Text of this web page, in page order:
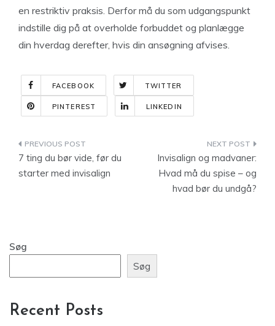
en restriktiv praksis. Derfor må du som udgangspunkt
indstille dig på at overholde forbuddet og planlægge
din hverdag derefter, hvis din ansøgning afvises.
FACEBOOK TWITTER
PINTEREST LINKEDIN
Indlægsnavigation
7 ting du bør vide, før du
starter med invisalign
Invisalign og madvaner:
Hvad må du spise – og
hvad bør du undgå?
Søg
Søg
Recent Posts